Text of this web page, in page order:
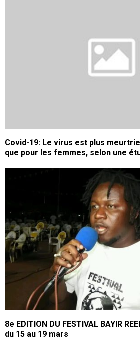
Covid-19: Le virus est plus
que pour les femmes, selon une
8e EDITION DU FESTIVAL BAYIR
du 15 au 19 mars